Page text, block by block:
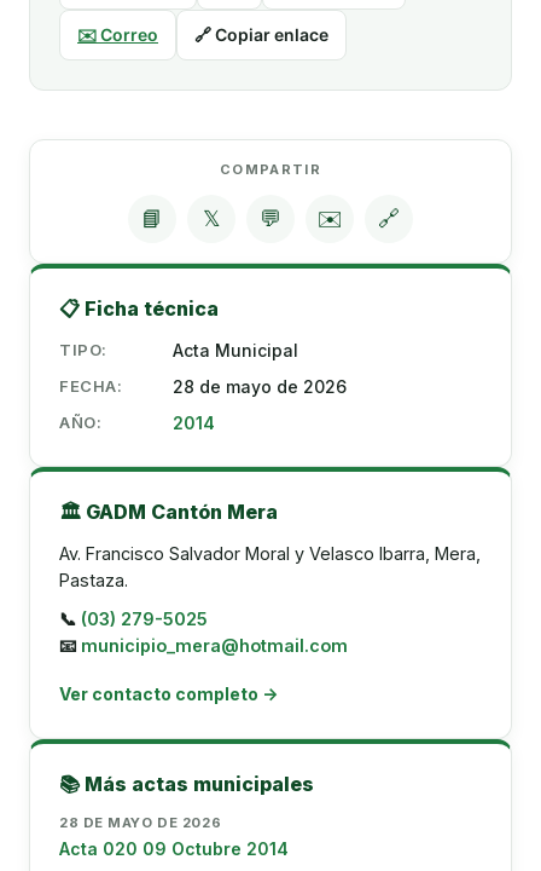
✉️ Correo 🔗 Copiar enlace
COMPARTIR
📘 𝕏 💬 ✉️ 🔗
📋 Ficha técnica
TIPO: Acta Municipal
FECHA: 28 de mayo de 2026
AÑO: 2014
🏛️ GADM Cantón Mera
Av. Francisco Salvador Moral y Velasco Ibarra, Mera,
Pastaza.
📞 (03) 279-5025
📧 municipio_mera@hotmail.com
Ver contacto completo →
📚 Más actas municipales
28 DE MAYO DE 2026
Acta 020 09 Octubre 2014